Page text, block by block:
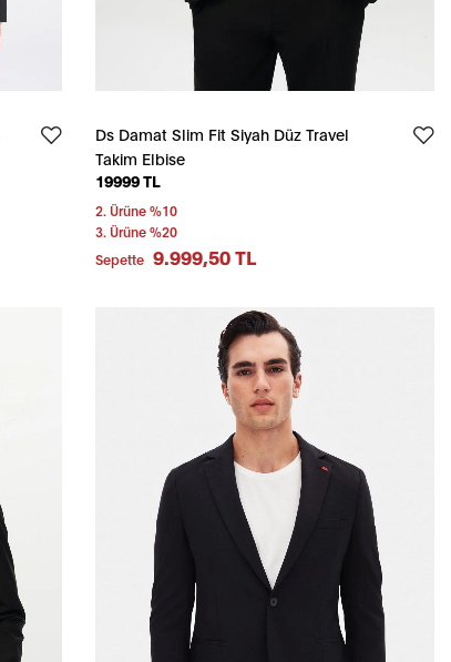
Ds Damat Slim Fit Siyah Düz Travel
Takim Elbise
19999 TL
2. Ürüne %10
3. Ürüne %20
Sepette 9.999,50 TL